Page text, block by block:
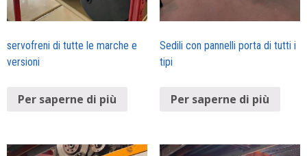
servofreni di tutte le marche e
versioni
Per saperne di più
Sedili con pannelli porta di tutti i
tipi
Per saperne di più